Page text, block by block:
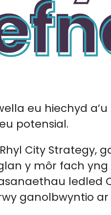
eu hiechyd
potensial.
City Strategy,
y môr fach
ledled
ganolbwyntio ar